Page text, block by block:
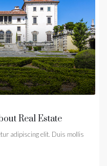
Real Estate
adipiscing elit. Duis mollis